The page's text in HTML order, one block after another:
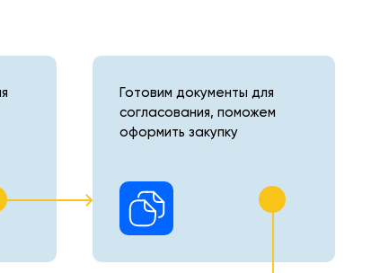
Готовим документы для
согласования, поможем
оформить закупку